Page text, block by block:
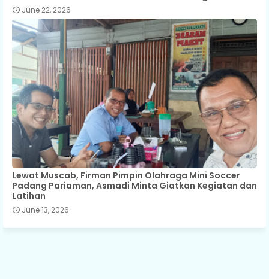
June 22, 2026
Lewat Muscab, Firman Pimpin Olahraga Mini Soccer
Padang Pariaman, Asmadi Minta Giatkan Kegiatan dan
Latihan
June 13, 2026